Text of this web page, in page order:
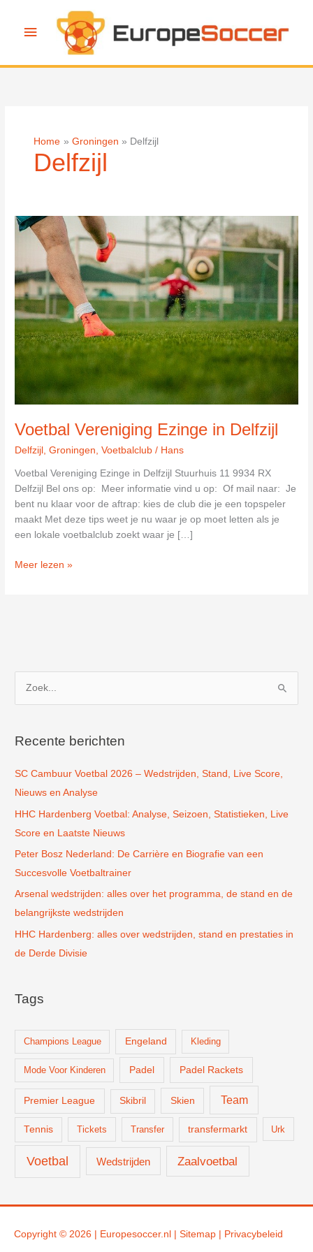
Hoofdmenu
Home Groningen Delfzijl
Delfzijl
Voetbal Vereniging Ezinge in Delfzijl
Delfzijl ,Groningen ,Voetbalclub / Hans
Voetbal Vereniging Ezinge in Delfzijl Stuurhuis 11 9934 RX
Delfzijl Bel ons op: Meer informatie vind u op: Of mail naar: Je
bent nu klaar voor de aftrap: kies de club die je een topspeler
maakt Met deze tips weet je nu waar je op moet letten als je
een lokale voetbalclub zoekt waar je […]
Voetbal
Meer lezen »
k
a
a
r
:
Recente berichten
SC Cambuur Voetbal 2026 – Wedstrijden, Stand, Live Score,
Nieuws en Analyse
HHC Hardenberg Voetbal: Analyse, Seizoen, Statistieken, Live
Score en Laatste Nieuws
Peter Bosz Nederland: De Carrière en Biografie van een
Succesvolle Voetbaltrainer
Arsenal wedstrijden: alles over het programma, de stand en de
belangrijkste wedstrijden
HHC Hardenberg: alles over wedstrijden, stand en prestaties in
de Derde Divisie
Tags
Champions League Engeland Kleding
Mode Voor Kinderen Padel Padel Rackets
Premier League Skibril Skien Team
Tennis Tickets Transfer transfermarkt Urk
Voetbal Wedstrijden Zaalvoetbal
Copyright © 2026 | Europesoccer.nl Sitemap Privacybeleid